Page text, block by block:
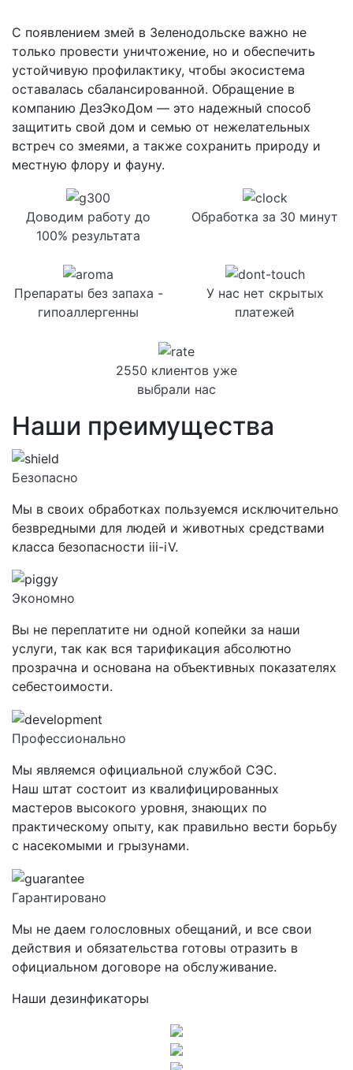
С появлением змей в Зеленодольске важно не
только провести уничтожение, но и обеспечить
устойчивую профилактику, чтобы экосистема
оставалась сбалансированной. Обращение в
компанию ДезЭкоДом — это надежный способ
защитить свой дом и семью от нежелательных
встреч со змеями, а также сохранить природу и
местную флору и фауну.
Доводим работу до
100% результата
Обработка за 30 минут
Препараты без запаха -
гипоаллергенны
У нас нет скрытых
платежей
2550 клиентов уже
выбрали нас
Наши преимущества
Безопасно
Мы в своих обработках пользуемся исключительно
безвредными для людей и животных средствами
класса безопасности iii-iV.
Экономно
Вы не переплатите ни одной копейки за наши
услуги, так как вся тарификация абсолютно
прозрачна и основана на объективных показателях
себестоимости.
Профессионально
Мы являемся официальной службой СЭС.
Наш штат состоит из квалифицированных
мастеров высокого уровня, знающих по
практическому опыту, как правильно вести борьбу
с насекомыми и грызунами.
Гарантировано
Мы не даем голословных обещаний, и все свои
действия и обязательства готовы отразить в
официальном договоре на обслуживание.
Наши дезинфикаторы